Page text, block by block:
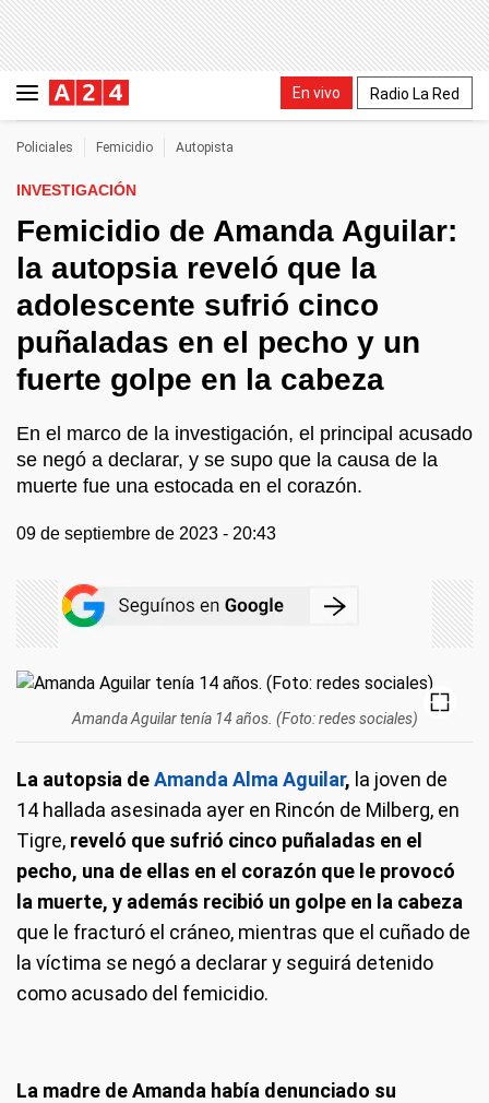
En vivo Radio La Red
Policiales Femicidio Autopista
INVESTIGACIÓN
Femicidio de Amanda Aguilar:
la autopsia reveló que la
adolescente sufrió cinco
puñaladas en el pecho y un
fuerte golpe en la cabeza
En el marco de la investigación, el principal acusado
se negó a declarar, y se supo que la causa de la
muerte fue una estocada en el corazón.
09 de septiembre de 2023 - 20:43
Amanda Aguilar tenía 14 años. (Foto: redes sociales)
La autopsia deAmanda Alma Aguilar, la joven de
14 hallada asesinada ayer en Rincón de Milberg, en
Tigre, reveló que sufrió cinco puñaladas en el
pecho, una de ellas en el corazón que le provocó
la muerte, y además recibió un golpe en la cabeza
que le fracturó el cráneo, mientras que el cuñado de
la víctima se negó a declarar y seguirá detenido
como acusado del femicidio.
La madre de Amanda había denunciado su